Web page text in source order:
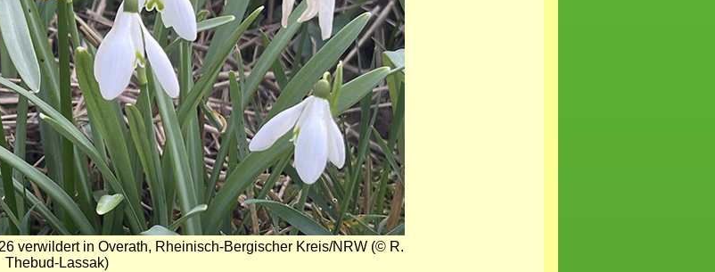
verwildert in Overath, Rheinisch-Bergischer Kreis/NRW (© R.
Thebud-Lassak)